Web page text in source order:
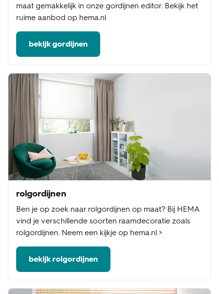
maat gemakkelijk in onze gordijnen editor. Bekijk het
ruime aanbod op hema.nl
bekijk gordijnen
rolgordijnen
Ben je op zoek naar rolgordijnen op maat? Bij HEMA
vind je verschillende soorten raamdecoratie zoals
rolgordijnen. Neem een kijkje op hema.nl >
bekijk rolgordijnen